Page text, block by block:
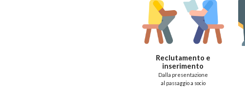
Reclutamento e
inserimento
Dalla presentazione
al passaggio a socio